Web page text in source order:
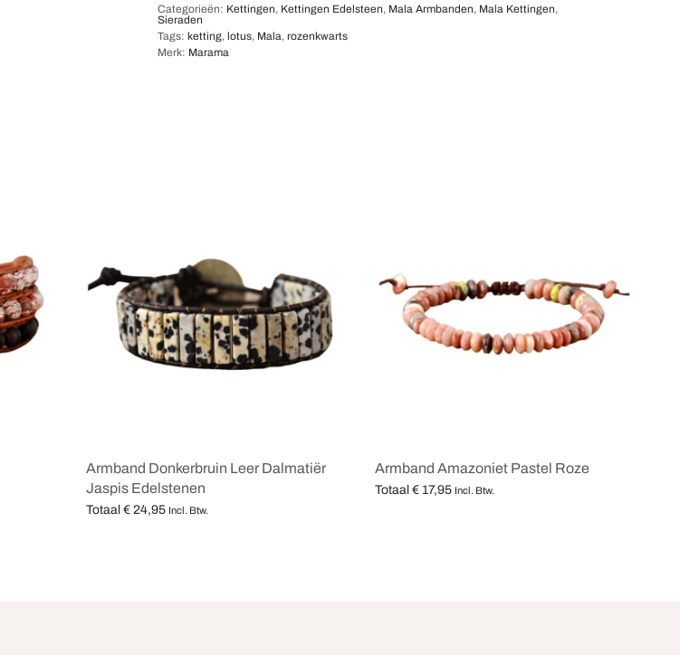
Categorieën: Kettingen, Kettingen Edelsteen, Mala Armbanden, Mala Kettingen,
Sieraden
Tags: ketting, lotus, Mala, rozenkwarts
Merk: Marama
Armband Donkerbruin Leer Dalmatiër
Jaspis Edelstenen
Totaal € 24,95 Incl. Btw.
Armband Amazoniet Pastel Roze
Totaal € 17,95 Incl. Btw.